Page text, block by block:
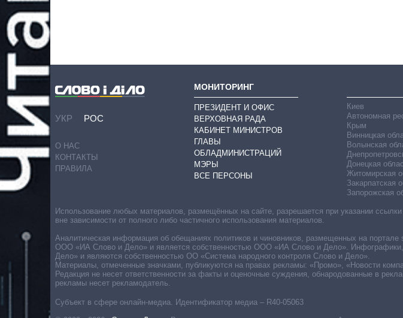
УКР РОС
О НАС
КОНТАКТЫ
ПРАВИЛА
МОНИТОРИНГ
ПРЕЗИДЕНТ И ОФИС
ВЕРХОВНАЯ РАДА
КАБИНЕТ МИНИСТРОВ
ГЛАВЫ
ОБЛАДМИНИСТРАЦИЙ
МЭРЫ
ВСЕ ПЕРСОНЫ
Киев
Автономная
Крым
Винницкая
Волынская
Донецкая
Житомирская
Закарпатская
Запорожская
Субъект в сфере онлайн-медиа. Идентификатор медиа – R40-05063
Использование любых материалов, размещённых на сайте, разрешается при указании
вне зависимости от полного либо частичного использования материалов.
Аналитическая информация об обещаниях политиков и чиновников, размещенных на
ООО «ИА Слово и Дело» и является собственностью ООО «ИА Слово и Дело».
Дело» и являются собственностью ОО «Система народного контроля Слово и Дело».
Материалы, отмеченные значками, публикуются на правах рекламы: «Промо», «Новости
Редакция не несет ответственности за факты и оценочные суждения, обнародованные в
рекламы несет рекламодатель.